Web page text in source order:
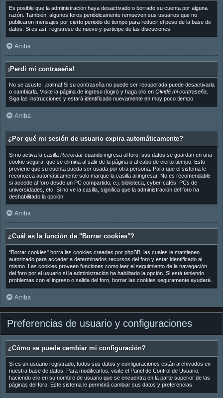
Es posible que la administración haya desactivado o borrado su cuenta por alguna
razón. También, algunos foros periódicamente remueven sus usuarios que no
publicaron mensajes por cierto periodo de tiempo para reducir el peso de la base de
datos. Si es así, registrese de nuevo y participe de las discuciones.
Arriba
¡Perdí mi contraseña!
No se asuste, ¡calma! Si su contraseña no puede ser recuperada puede desactivarla
o cambiarla. Visite la página de ingreso (login) y haga clic en Olvidé mi contraseña.
Siga las instrucciones y estará identificado nuevamente en muy poco tiempo.
Arriba
¿Por qué mi sesión de usuario expira automáticamente?
Si no activa la casilla Recordarcuando ingresa al foro, sus datos se guardan en una
cookie segura, que se elimina al salir de la página o al cabo de cierto tiempo. Esto
previene que su cuenta pueda ser usada por otra persona. Para que el sistema le
reconozca automáticamente solo marque la casilla al ingresar. No es recomendable
si accede al foro desde un PC compartido, e.j. biblioteca, cyber-cafés, PCs de
universidades, etc. Si no ve la casilla, significa que la administración del foro ha
deshabilitado la opción.
Arriba
¿Cuál es la función de "Borrar cookies"?
"Borrar cookies" borra las cookies creadas por phpBB, las cuales le mantienen
autorizado para acceder a determinados recursos del foro y estar identificado al
mismo. Las cookies proveen funciones como leer el seguimiento de la navegación
del foro por el usuario si la administración ha habilitado la opción. Si está teniendo
problemas con el ingreso o salida del foro, borrar las cookies seguramente ayudará.
Arriba
Preferencias de usuario y configuraciones
¿Cómo se puede cambiar mi configuración?
Si es un usuario registrado, todos sus datos y configuraciones están archivados en
nuestra base de datos. Para modificarlos, visite el Panel de Control de Usuario;
haciendo clic en su nombre de usuario que se encuentra en la parte superior de las
páginas del foro. Este sistema le permitirá cambiar sus datos y preferencias.